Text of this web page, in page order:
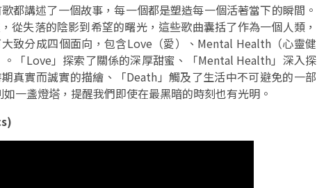
都講述了一個故事，每一個都是塑造每一個活著當下的瞬間。
從失落的陰影到希望的曙光，這些歌曲囊括了作為一個人類，
致分成四個面向，包含Love（愛）、Mental Health（心靈健
「Love」探索了關係的深厚甜蜜、「Mental Health」深入探
真實而誠實的描繪、「Death」觸及了生活中不可避免的一部
一盞燈塔，提醒我們即使在最黑暗的時刻也有光明。